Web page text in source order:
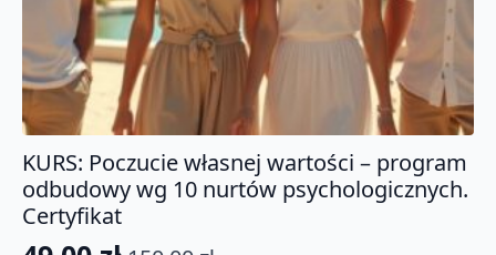
KURS: Poczucie własnej wartości – program
odbudowy wg 10 nurtów psychologicznych.
Certyfikat